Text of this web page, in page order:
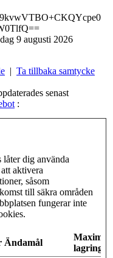
9 augusti 2026
| Ta tillbaka samtycke
senast
:
dig använda
aktivera
såsom
till säkra områden
fungerar inte
Ändamål
Maximal
lagringstid